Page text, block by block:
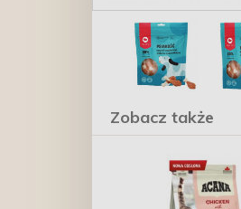
Zobacz także